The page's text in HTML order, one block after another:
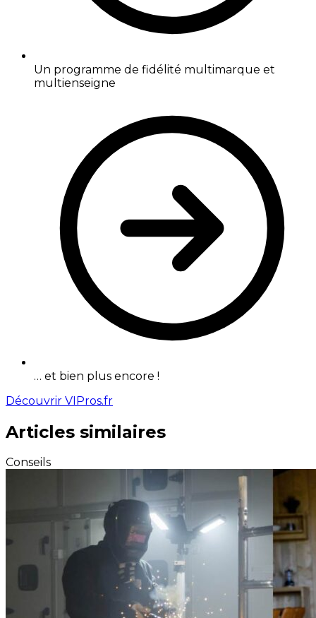
Un programme de fidélité multimarque et
multienseigne
… et bien plus encore !
Découvrir VIPros.fr
Articles similaires
Conseils